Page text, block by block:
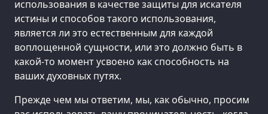
использования в качестве защиты для искателя
истины и способов такого использования,
является ли это естественным для каждой
воплощенной сущности, или это должно быть в
какой-то момент усвоено как способность на
ваших духовных путях.
Прежде чем мы ответим, мы, как обычно, просим